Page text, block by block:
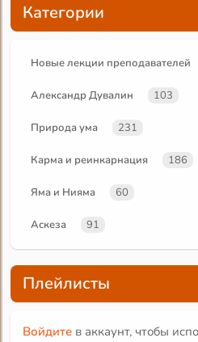
Категории
Новые лекции преподавателей
Александр Дувалин 103
Природа ума 231
Карма и реинкарнация 186
Яма и Нияма 60
Аскеза 91
Плейлисты
Войдите в аккаунт, чтобы